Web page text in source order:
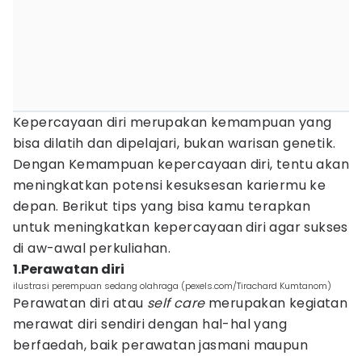
Kepercayaan diri merupakan kemampuan yang
bisa dilatih dan dipelajari, bukan warisan genetik.
Dengan Kemampuan kepercayaan diri, tentu akan
meningkatkan potensi kesuksesan kariermu ke
depan. Berikut tips yang bisa kamu terapkan
untuk meningkatkan kepercayaan diri agar sukses
di aw-awal perkuliahan.
1.Perawatan diri
ilustrasi perempuan sedang olahraga (pexels.com/Tirachard Kumtanom)
Perawatan diri atau self caremerupakan kegiatan
merawat diri sendiri dengan hal-hal yang
berfaedah, baik perawatan jasmani maupun